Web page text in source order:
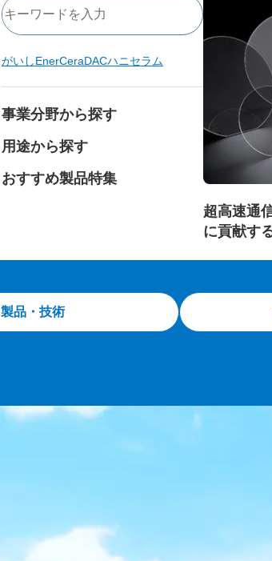
がいしEnerCeraDACハニセラム
事業分野から探す
用途から探す
おすすめ製品特集
超高速通
に貢献す
製品・技術